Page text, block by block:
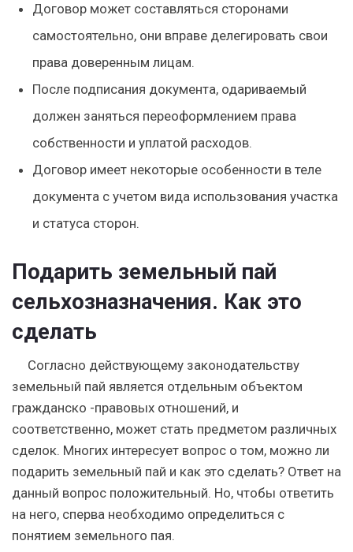
Договор может составляться сторонами
самостоятельно, они вправе делегировать свои
права доверенным лицам.
После подписания документа, одариваемый
должен заняться переоформлением права
собственности и уплатой расходов.
Договор имеет некоторые особенности в теле
документа с учетом вида использования участка
и статуса сторон.
Подарить земельный пай
сельхозназначения. Как это
сделать
Согласно действующему законодательству
земельный пай является отдельным объектом
гражданско -правовых отношений, и
соответственно, может стать предметом различных
сделок. Многих интересует вопрос о том, можно ли
подарить земельный пай и как это сделать? Ответ на
данный вопрос положительный. Но, чтобы ответить
на него, сперва необходимо определиться с
понятием земельного пая.